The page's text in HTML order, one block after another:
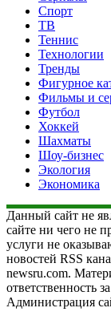
Спорт
ТВ
Теннис
Технологии
Тренды
Фигурное
Фильмы и
Футбол
Хоккей
Шахматы
Шоу-бизнес
Экология
Экономика
Данный сайт не
сайте ни чего не
услуги не
новостей RSS
newsru.com.
ответственность
Администрация